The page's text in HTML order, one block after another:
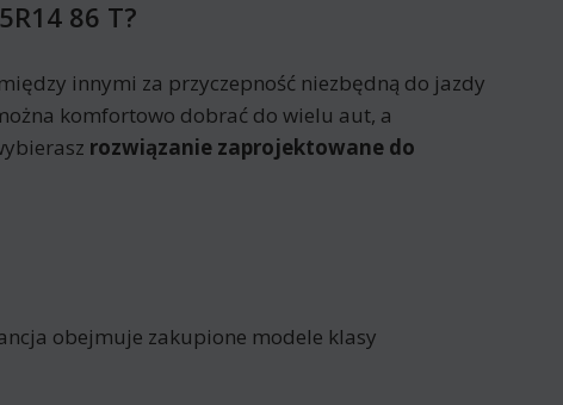
86 T?
innymi za przyczepność niezbędną do jazdy
komfortowo dobrać do wielu aut, a
rozwiązanie zaprojektowane do
obejmuje zakupione modele klasy